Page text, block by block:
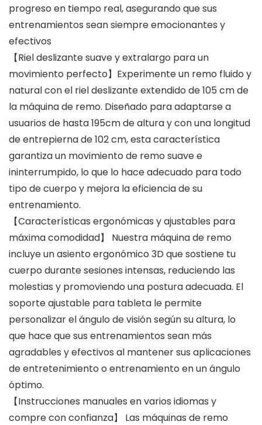
progreso en tiempo real, asegurando que sus
entrenamientos sean siempre emocionantes y
efectivos
【Riel deslizante suave y extralargo para un
movimiento perfecto】Experimente un remo fluido y
natural con el riel deslizante extendido de 105 cm de
la máquina de remo. Diseñado para adaptarse a
usuarios de hasta 195cm de altura y con una longitud
de entrepierna de 102 cm, esta característica
garantiza un movimiento de remo suave e
ininterrumpido, lo que lo hace adecuado para todo
tipo de cuerpo y mejora la eficiencia de su
entrenamiento.
【Características ergonómicas y ajustables para
máxima comodidad】 Nuestra máquina de remo
incluye un asiento ergonómico 3D que sostiene tu
cuerpo durante sesiones intensas, reduciendo las
molestias y promoviendo una postura adecuada. El
soporte ajustable para tableta le permite
personalizar el ángulo de visión según su altura, lo
que hace que sus entrenamientos sean más
agradables y efectivos al mantener sus aplicaciones
de entretenimiento o entrenamiento en un ángulo
óptimo.
【Instrucciones manuales en varios idiomas y
compre con confianza】 Las máquinas de remo